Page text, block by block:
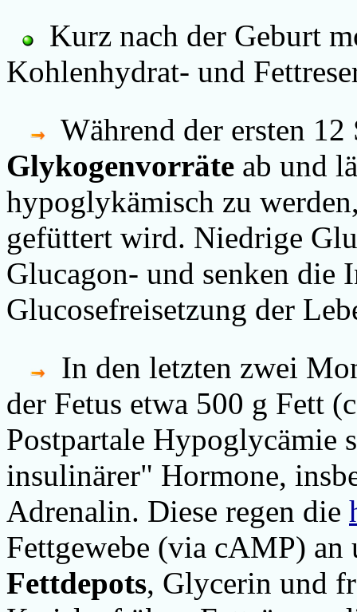
Kurz nach der Geburt
Kohlenhydrat- und
Während der ersten
Glykogenvorräte ab und
hypoglykämisch zu
gefüttert wird. Niedrige
Glucagon- und senken die
Glucosefreisetzung der
In den letzten zwei
der Fetus etwa 500 g Fett
Postpartale
insulinärer" Hormone,
Adrenalin. Diese regen die
Fettgewebe (via cAMP)
Fettdepots, Glycerin und